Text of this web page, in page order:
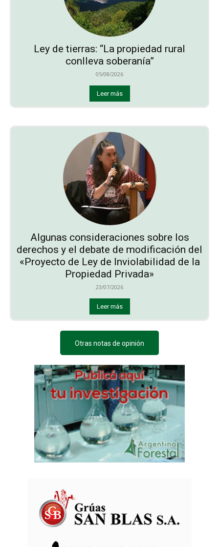
Ley de tierras: “La propiedad rural
conlleva soberanía”
05/08/2026
Leer más
Algunas consideraciones sobre los
derechos y el debate de modificación del
«Proyecto de Ley de Inviolabilidad de la
Propiedad Privada»
23/07/2026
Leer más
Otras notas de opinión